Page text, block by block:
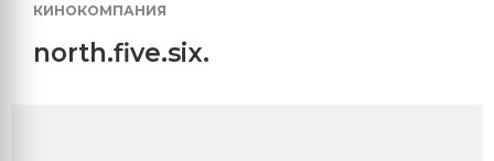
КИНОКОМПАНИЯ
north.five.six.